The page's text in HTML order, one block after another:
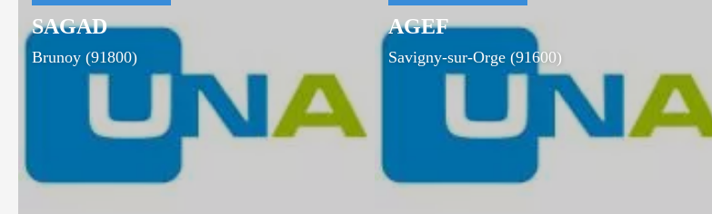
SAGAD
Brunoy (91800)
AGEF
Savigny-sur-Orge (91600)